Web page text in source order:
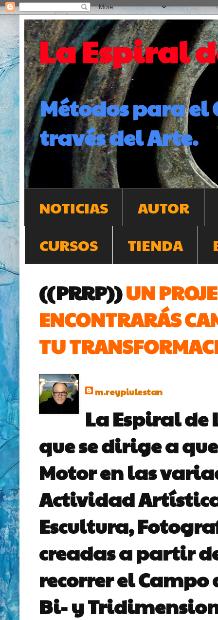
La Espiral
Métodos para el
través del Arte.
NOTICIAS
AUTOR
CURSOS
TIENDA
((PRRP))UN
ENCONTRARÁS
TU
m.reypiulestan
La Espiral de
que se dirige a
Motor en las
Actividad
Escultura,
creadas a partir
recorrer el
Bi- y